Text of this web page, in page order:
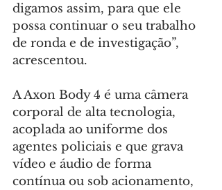
digamos assim, para que ele
possa continuar o seu trabalho
de ronda e de investigação”,
acrescentou.
A Axon Body 4 é uma câmera
corporal de alta tecnologia,
acoplada ao uniforme dos
agentes policiais e que grava
vídeo e áudio de forma
contínua ou sob acionamento,